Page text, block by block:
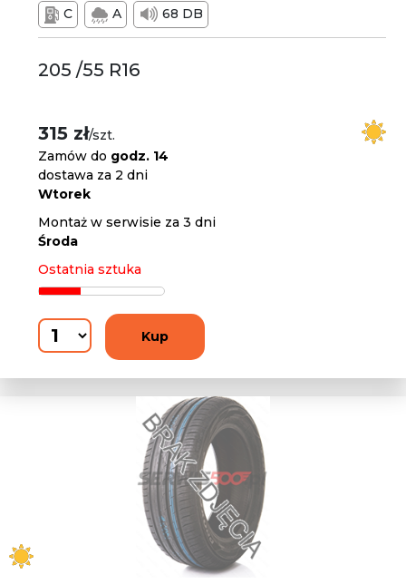
C A 68 DB
205 /55 R16
315 zł/szt.
Zamów do godz. 14
dostawa za 2 dni
Wtorek
Montaż w serwisie za 3 dni
Środa
Ostatnia sztuka
Kup